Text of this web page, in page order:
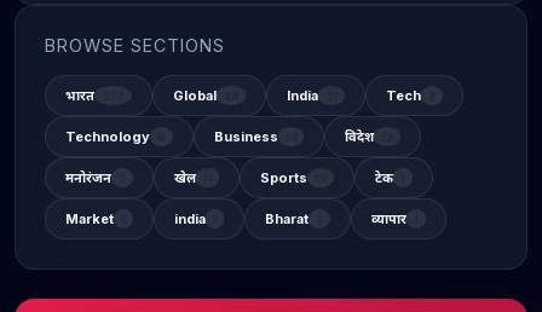
BROWSE SECTIONS
भारत Global India Tech
Technology Business विदेश
मनोरंजन खेल Sports टेक
Market india Bharat व्यापार